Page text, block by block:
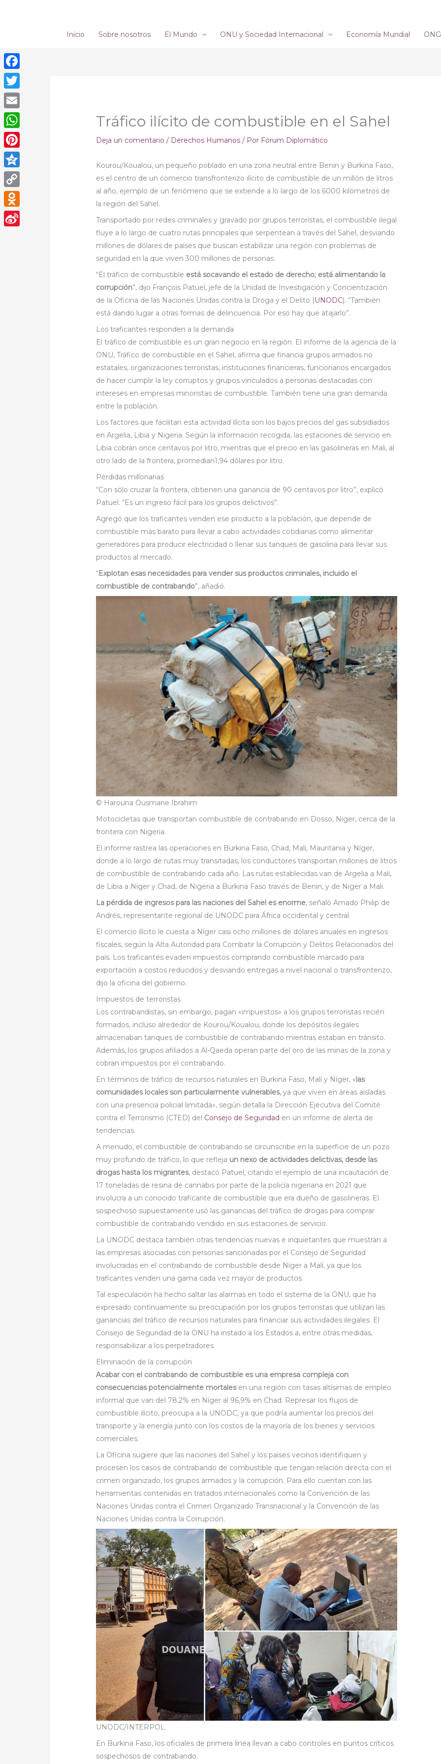
Inicio Sobre nosotros El Mundo ONU y Sociedad Internacional Economía Mundial
Tráfico ilícito de combustible en el Sahel
Deja un comentario / Derechos Humanos / Por Fórum Diplomático
Kourou/Koualou, un pequeño poblado en una zona neutral entre Benin y Burkina Faso,
es el centro de un comercio transfronterizo ilícito de combustible de un millón de litros
al año, ejemplo de un fenómeno que se extiende a lo largo de los 6000 kilómetros de
la región del Sahel.
Transportado por redes criminales y gravado por grupos terroristas, el combustible ilegal
fluye a lo largo de cuatro rutas principales que serpentean a través del Sahel, desviando
millones de dólares de países que buscan estabilizar una región con problemas de
seguridad en la que viven 300 millones de personas.
“El tráfico de combustible está socavando el estado de derecho; está alimentando la
corrupción”, dijo François Patuel, jefe de la Unidad de Investigación y Concientización
de la Oficina de las Naciones Unidas contra la Droga y el Delito (UNODC). “También
está dando lugar a otras formas de delincuencia. Por eso hay que atajarlo”.
Los traficantes responden a la demanda
El tráfico de combustible es un gran negocio en la región. El informe de la agencia de la
ONU, Tráfico de combustible en el Sahel, afirma que financia grupos armados no
estatales, organizaciones terroristas, instituciones financieras, funcionarios encargados
de hacer cumplir la ley corruptos y grupos vinculados a personas destacadas con
intereses en empresas minoristas de combustible. También tiene una gran demanda
entre la población.
Los factores que facilitan esta actividad ilícita son los bajos precios del gas subsidiados
en Argelia, Libia y Nigeria. Según la información recogida, las estaciones de servicio en
Libia cobran once centavos por litro, mientras que el precio en las gasolineras en Mali, al
otro lado de la frontera, promedian1,94 dólares por litro.
Pérdidas millonarias
“Con sólo cruzar la frontera, obtienen una ganancia de 90 centavos por litro”, explicó
Patuel. “Es un ingreso fácil para los grupos delictivos”.
Agregó que los traficantes venden ese producto a la población, que depende de
combustible más barato para llevar a cabo actividades cotidianas como alimentar
generadores para producir electricidad o llenar sus tanques de gasolina para llevar sus
productos al mercado.
“Explotan esas necesidades para vender sus productos criminales, incluido el
combustible de contrabando”, añadió.
© Harouna Ousmane Ibrahim
Motocicletas que transportan combustible de contrabando en Dosso, Niger, cerca de la
frontera con Nigeria.
El informe rastrea las operaciones en Burkina Faso, Chad, Mali, Mauritania y Níger,
donde a lo largo de rutas muy transitadas, los conductores transportan millones de litros
de combustible de contrabando cada año. Las rutas establecidas van de Argelia a Mali,
de Libia a Níger y Chad, de Nigeria a Burkina Faso través de Benin, y de Niger a Mali.
La pérdida de ingresos para las naciones del Sahel es enorme, señaló Amado Philip de
Andrés, representante regional de UNODC para África occidental y central.
El comercio ilícito le cuesta a Níger casi ocho millones de dólares anuales en ingresos
fiscales, según la Alta Autoridad para Combatir la Corrupción y Delitos Relacionados del
país. Los traficantes evaden impuestos comprando combustible marcado para
exportación a costos reducidos y desviando entregas a nivel nacional o transfronterizo,
dijo la oficina del gobierno.
Impuestos de terroristas
Los contrabandistas, sin embargo, pagan «impuestos» a los grupos terroristas recién
formados, incluso alrededor de Kourou/Koualou, donde los depósitos ilegales
almacenaban tanques de combustible de contrabando mientras estaban en tránsito.
Además, los grupos afiliados a Al-Qaeda operan parte del oro de las minas de la zona y
cobran impuestos por el contrabando.
En términos de tráfico de recursos naturales en Burkina Faso, Malí y Níger, « las
comunidades locales son particularmente vulnerables, ya que viven en áreas aisladas
con una presencia policial limitada», según detalla la Dirección Ejecutiva del Comité
contra el Terrorismo (CTED) del Consejo de Seguridad en un informe de alerta de
tendencias.
A menudo, el combustible de contrabando se circunscribe en la superficie de un pozo
muy profundo de tráfico, lo que refleja un nexo de actividades delictivas, desde las
drogas hasta los migrantes, destacó Patuel, citando el ejemplo de una incautación de
17 toneladas de resina de cannabis por parte de la policía nigeriana en 2021 que
involucra a un conocido traficante de combustible que era dueño de gasolineras. El
sospechoso supuestamente usó las ganancias del tráfico de drogas para comprar
combustible de contrabando vendido en sus estaciones de servicio.
La UNODC destaca también otras tendencias nuevas e inquietantes que muestran a
las empresas asociadas con personas sancionadas por el Consejo de Seguridad
involucradas en el contrabando de combustible desde Níger a Malí, ya que los
traficantes venden una gama cada vez mayor de productos.
Tal especulación ha hecho saltar las alarmas en todo el sistema de la ONU, que ha
expresado continuamente su preocupación por los grupos terroristas que utilizan las
ganancias del tráfico de recursos naturales para financiar sus actividades ilegales. El
Consejo de Seguridad de la ONU ha instado a los Estados a, entre otras medidas,
responsabilizar a los perpetradores.
Eliminación de la corrupción
Acabar con el contrabando de combustible es una empresa compleja con
consecuencias potencialmente mortales en una región con tasas altísimas de empleo
informal que van del 78,2% en Níger al 96,9% en Chad. Represar los flujos de
combustible ilícito, preocupa a la UNODC, ya que podría aumentar los precios del
transporte y la energía junto con los costos de la mayoría de los bienes y servicios
comerciales.
La Oficina sugiere que las naciones del Sahel y los países vecinos identifiquen y
procesen los casos de contrabando de combustible que tengan relación directa con el
crimen organizado, los grupos armados y la corrupción. Para ello cuentan con las
herramientas contenidas en tratados internacionales como la Convención de las
Naciones Unidas contra el Crimen Organizado Transnacional y la Convención de las
Naciones Unidas contra la Corrupción.
UNODC/INTERPOL
En Burkina Faso, los oficiales de primera línea llevan a cabo controles en puntos críticos
sospechosos de contrabando.
Facebook
Twitter
Email
WhatsApp
Pinterest
Qzone
Copy
Link
Odnoklassniki